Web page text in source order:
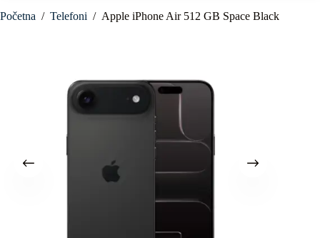
Početna / Telefoni / Apple iPhone Air 512 GB Space Black